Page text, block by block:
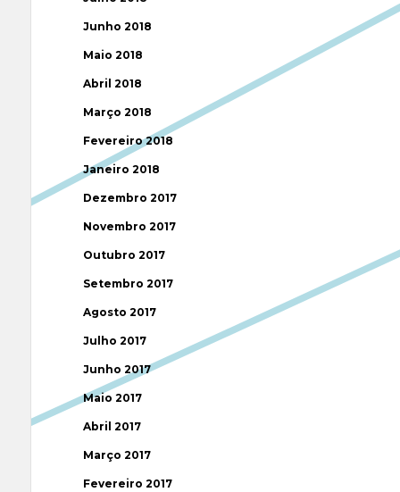
Junho 2018
Maio 2018
Abril 2018
Março 2018
Fevereiro 2018
Janeiro 2018
Dezembro 2017
Novembro 2017
Outubro 2017
Setembro 2017
Agosto 2017
Julho 2017
Junho 2017
Maio 2017
Abril 2017
Março 2017
Fevereiro 2017